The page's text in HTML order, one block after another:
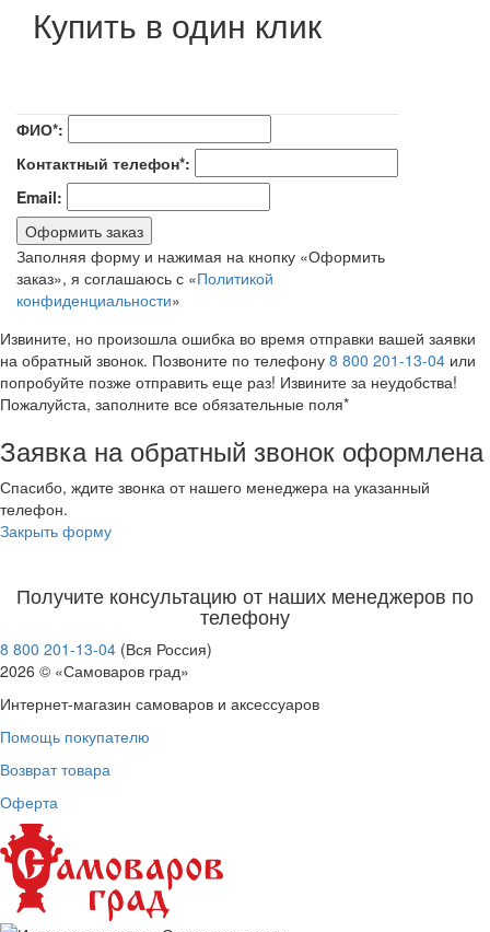
Купить в один клик
ФИО*:
Контактный телефон*:
Email:
Оформить заказ
Заполняя форму и нажимая на кнопку «Оформить
заказ», я соглашаюсь с «Политикой
конфиденциальности»
Извините, но произошла ошибка во время отправки вашей заявки
на обратный звонок. Позвоните по телефону 8 800 201-13-04 или
попробуйте позже отправить еще раз! Извините за неудобства!
Пожалуйста, заполните все обязательные поля*
Заявка на обратный звонок оформлена
Спасибо, ждите звонка от нашего менеджера на указанный
телефон.
Закрыть форму
Получите консультацию от наших менеджеров по
телефону
8 800 201-13-04 (Вся Россия)
2026 © «Самоваров град»
Интернет-магазин самоваров и аксессуаров
Помощь покупателю
Возврат товара
Оферта